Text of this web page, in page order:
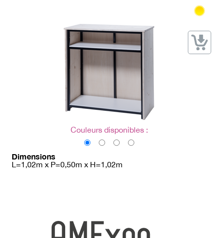
→ Noms / Références
Modélisation 2D/3D
Couleurs disponibles :
Dimensions
L=1,02m x P=0,50m x H=1,02m